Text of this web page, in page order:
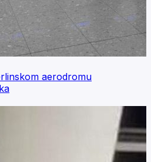
aerodromu